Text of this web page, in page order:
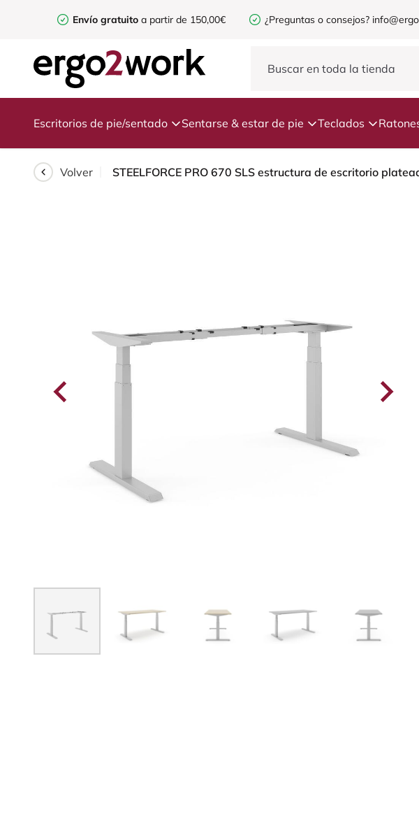
Envío gratuito a partir de 150,00€ ¿Preguntas o consejos?
Escritorios de pie/sentado Sentarse & estar de pie Teclados
Volver STEELFORCE PRO 670 SLS estructura de escritorio